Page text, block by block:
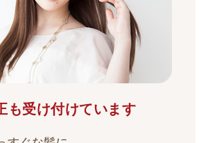
も受け付けています